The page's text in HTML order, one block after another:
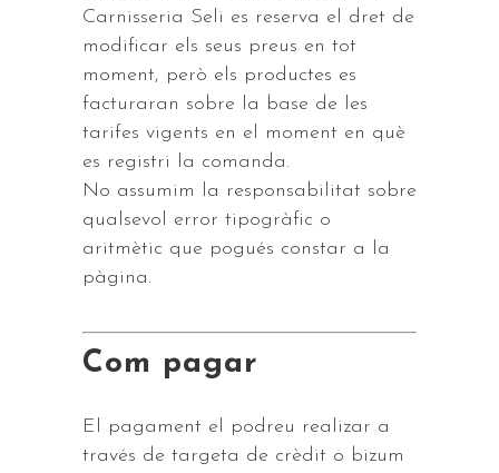
Carnisseria Seli es reserva el dret de
modificar els seus preus en tot
moment, però els productes es
facturaran sobre la base de les
tarifes vigents en el moment en què
es registri la comanda.
No assumim la responsabilitat sobre
qualsevol error tipogràfic o
aritmètic que pogués constar a la
pàgina.
Com pagar
El pagament el podreu realizar a
través de targeta de crèdit o bizum